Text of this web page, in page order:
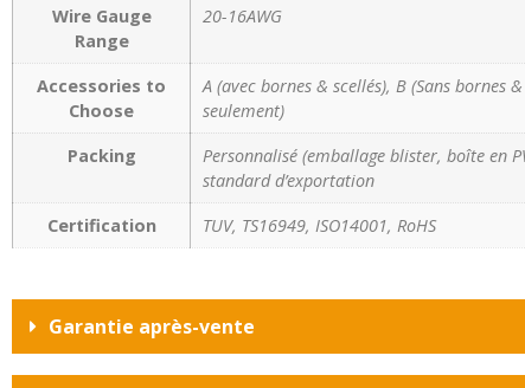
Wire Gauge
Range
20-16AWG
Accessories to
Choose
A (avec bornes & scellés), B (Sans bornes
seulement)
Packing
Personnalisé (emballage blister, boîte en
standard d’exportation
Certification
TUV, TS16949, ISO14001, RoHS
Garantie après-vente